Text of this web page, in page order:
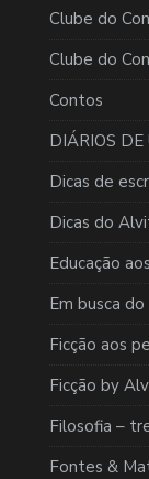
Clube do
Clube do
Contos
DIÁRIOS
Dicas de
Dicas do
Educação
Em busca
Ficção aos
Ficção by
Filosofia –
Fontes &